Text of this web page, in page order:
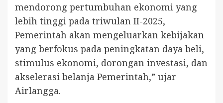
mendorong pertumbuhan ekonomi yang
lebih tinggi pada triwulan II-2025,
Pemerintah akan mengeluarkan kebijakan
yang berfokus pada peningkatan daya beli,
stimulus ekonomi, dorongan investasi, dan
akselerasi belanja Pemerintah,” ujar
Airlangga.